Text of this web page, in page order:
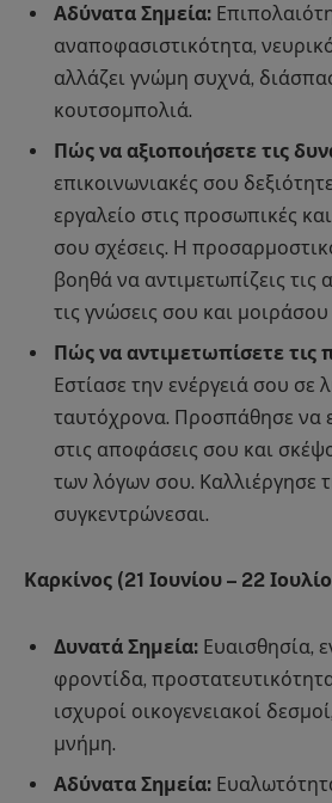
Αδύνατα Σημεία:
αναποφασιστικότητα,
αλλάζει γνώμη συχνά,
κουτσομπολιά.
Πώς να αξιοποιήσετε τις
επικοινωνιακές σου
εργαλείο στις προσωπικές
σου σχέσεις. Η
βοηθά να αντιμετωπίζεις τις
τις γνώσεις σου και μοιράσου
Πώς να αντιμετωπίσετε τις
Εστίασε την ενέργειά σου σε
ταυτόχρονα. Προσπάθησε να
στις αποφάσεις σου και
των λόγων σου. Καλλιέργησε
συγκεντρώνεσαι.
Καρκίνος (21 Ιουνίου – 22
Δυνατά Σημεία: Ευαισθησία,
φροντίδα,
ισχυροί οικογενειακοί
μνήμη.
Αδύνατα Σημεία: